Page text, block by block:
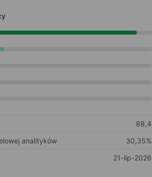
88,4
analityków
30,35%
21-lip-2026